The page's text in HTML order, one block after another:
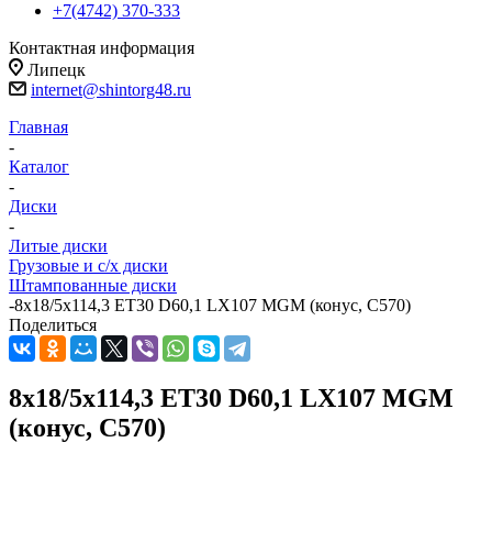
+7(4742) 370-333
Контактная информация
Липецк
internet@shintorg48.ru
Главная
-
Каталог
-
Диски
-
Литые диски
Грузовые и с/х диски
Штампованные диски
-8x18/5x114,3 ET30 D60,1 LX107 MGM (конус, C570)
Поделиться
8x18/5x114,3 ET30 D60,1 LX107 MGM
(конус, C570)